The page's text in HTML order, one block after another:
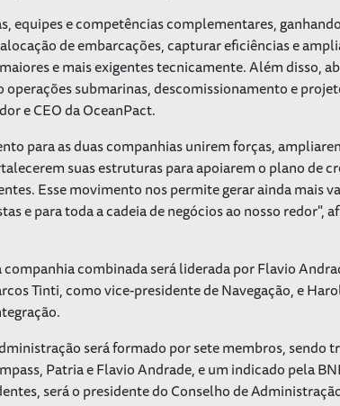
equipes e competências complementares,
de embarcações, capturar eficiências e
e mais exigentes tecnicamente. Além disso,
operações submarinas, descomissionamento e
e CEO da OceanPact.
para as duas companhias unirem forças,
suas estruturas para apoiarem o plano de
Esse movimento nos permite gerar ainda mais
e para toda a cadeia de negócios ao nosso redor",
combinada será liderada por Flavio
Tinti, como vice-presidente de Navegação, e
será formado por sete membros, sendo
Patria e Flavio Andrade, e um indicado pela
será o presidente do Conselho de